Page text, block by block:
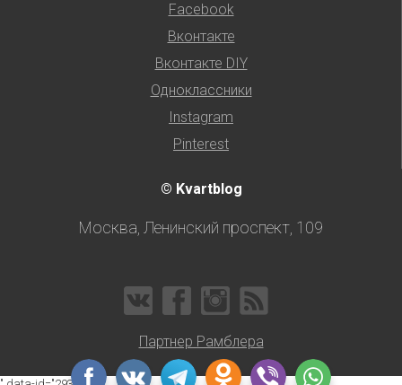
Facebook
Вконтакте
Вконтакте DIY
Одноклассники
Instagram
Pinterest
© Kvartblog
Москва, Ленинский проспект, 109
Партнер Рамблера